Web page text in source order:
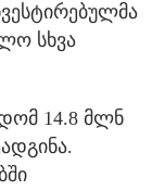
სხვა
14.8 მლნ